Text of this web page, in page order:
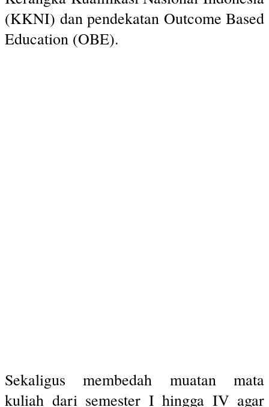
(KKNI) dan pendekatan Outcome Based
Education (OBE).
Sekaligus membedah muatan mata
kuliah dari semester I hingga IV agar